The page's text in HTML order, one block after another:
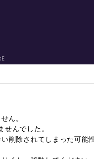
ん。
せんでした。
削除されてしまった可能